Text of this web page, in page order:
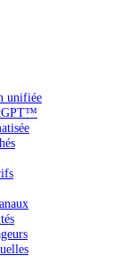
unifiée